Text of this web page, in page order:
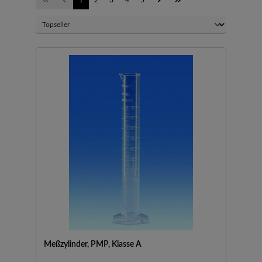
Meßzylinder, PMP, Klasse A